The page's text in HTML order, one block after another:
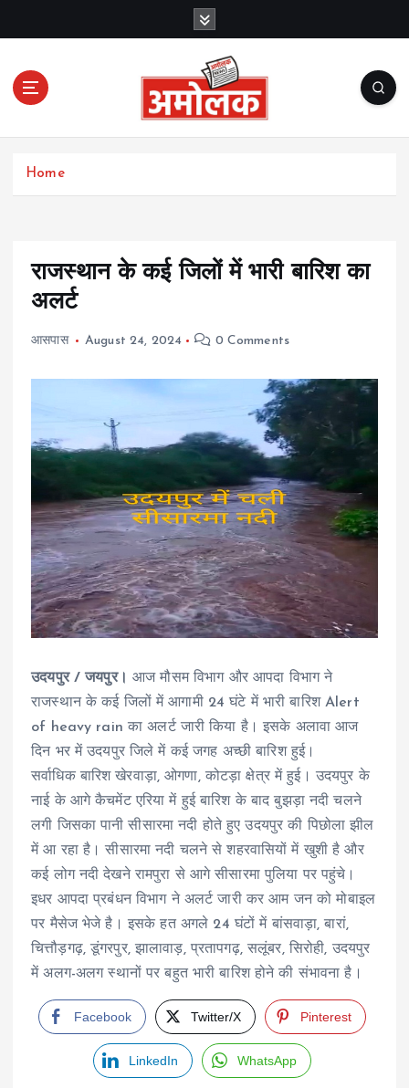
c
Amolak News
Home
राजस्थान के कई जिलों में भारी बारिश का
अलर्ट
आसपास August 24, 2024 0 Comments
उदयपुर / जयपुर।आज मौसम विभाग और आपदा विभाग ने
राजस्थान के कई जिलों में आगामी 24 घंटे में भारी बारिश Alert
of heavy rain का अलर्ट जारी किया है। इसके अलावा आज
दिन भर में उदयपुर जिले में कई जगह अच्छी बारिश हुई।
सर्वाधिक बारिश खेरवाड़ा, ओगणा, कोटड़ा क्षेत्र में हुई। उदयपुर के
नाई के आगे कैचमेंट एरिया में हुई बारिश के बाद बुझड़ा नदी चलने
लगी जिसका पानी सीसारमा नदी होते हुए उदयपुर की पिछोला झील
में आ रहा है। सीसारमा नदी चलने से शहरवासियों में खुशी है और
कई लोग नदी देखने रामपुरा से आगे सीसारमा पुलिया पर पहुंचे।
इधर आपदा प्रबंधन विभाग ने अलर्ट जारी कर ​आम जन को मोबाइल
पर मैसेज भेजे है। इसके हत अगले 24 घंटों में बांसवाड़ा, बारां,
चित्तौड़गढ़, डूंगरपुर, झालावाड़, प्रतापगढ़, सलूंबर, सिरोही, उदयपुर
में अलग-अलग स्थानों पर बहुत भारी बारिश होने की संभावना है।
Facebook Twitter/X Pinterest
LinkedIn WhatsApp